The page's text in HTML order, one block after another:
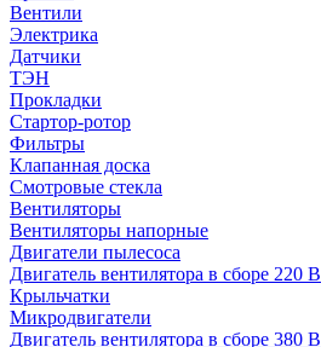
Вентили
Электрика
Датчики
ТЭН
Прокладки
Стартор-ротор
Фильтры
Клапанная доска
Смотровые стекла
Вентиляторы
Вентиляторы напорные
Двигатели пылесоса
Двигатель вентилятора в сборе 220 В
Крыльчатки
Микродвигатели
Двигатель вентилятора в сборе 380 В